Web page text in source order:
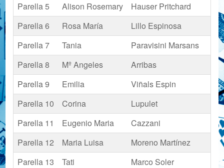
Parella 5
Alison Rosemary
Hauser Pritchard
Parella 6
Rosa María
Lillo Espinosa
Parella 7
Tania
Paravisini Marsans
Parella 8
Mº Angeles
Arribas
Parella 9
Emilia
Viñals Espin
Parella 10
Corina
Lupulet
Parella 11
Eugenio Maria
Cazzani
Parella 12
Maria Luisa
Moreno Martínez
Parella 13
Tati
Marco Soler